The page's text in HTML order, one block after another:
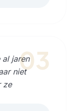
03
al jaren
niet
ze